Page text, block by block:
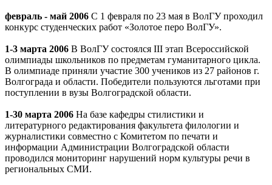
февраль - май 2006 С 1 февраля по 23 мая в ВолГУ проходил
конкурс студенческих работ «Золотое перо ВолГУ».
1-3 марта 2006 В ВолГУ состоялся III этап Всероссийской
олимпиады школьников по предметам гуманитарного цикла.
В олимпиаде приняли участие 300 учеников из 27 районов г.
Волгограда и области. Победители пользуются льготами при
поступлении в вузы Волгоградской области.
1-30 марта 2006 На базе кафедры стилистики и
литературного редактирования факультета филологии и
журналистики совместно с Комитетом по печати и
информации Администрации Волгоградской области
проводился мониторинг нарушений норм культуры речи в
региональных СМИ.